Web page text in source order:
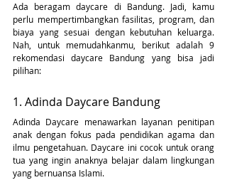
Ada beragam daycare di Bandung. Jadi, kamu
perlu mempertimbangkan fasilitas, program, dan
biaya yang sesuai dengan kebutuhan keluarga.
Nah, untuk memudahkanmu, berikut adalah 9
rekomendasi daycare Bandung yang bisa jadi
pilihan:
1. Adinda Daycare Bandung
Adinda Daycare menawarkan layanan penitipan
anak dengan fokus pada pendidikan agama dan
ilmu pengetahuan. Daycare ini cocok untuk orang
tua yang ingin anaknya belajar dalam lingkungan
yang bernuansa Islami.